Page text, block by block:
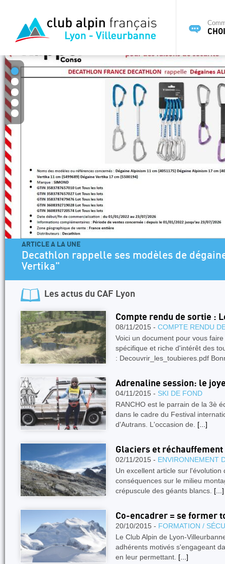
ARTICLE A LA UNE
Decathlon rappelle ses modèles de
Vertika"
Les actus du CAF Lyon
Compte rendu de sortie :
08/11/2015 - COMPTE RENDU
Voici un document pour vous
spécifique et riche d'intérêt des
: Decouvrir_les_toubieres.pdf
Adrenaline session: le
04/11/2015 - SKI DE FOND
RANCHO est le parrain de la 3è
dans le cadre du Festival
d'Autrans. L'occasion de. [...]
Glaciers et
02/11/2015 - ENVIRONNEMENT
Un excellent article sur
conséquences sur le milieu
crépuscule des géants blancs. [...]
Co-encadrer = se former
20/10/2015 - FORMATION /
Le Club Alpin de Lyon-
adhérents motivés s'engageant
en leur permettant. [...]